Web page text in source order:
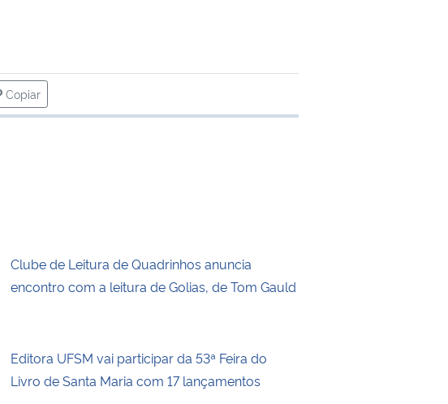
Copiar
para área de transferência
Clube de Leitura de Quadrinhos anuncia
encontro com a leitura de Golias, de Tom Gauld
Editora UFSM vai participar da 53ª Feira do
Livro de Santa Maria com 17 lançamentos